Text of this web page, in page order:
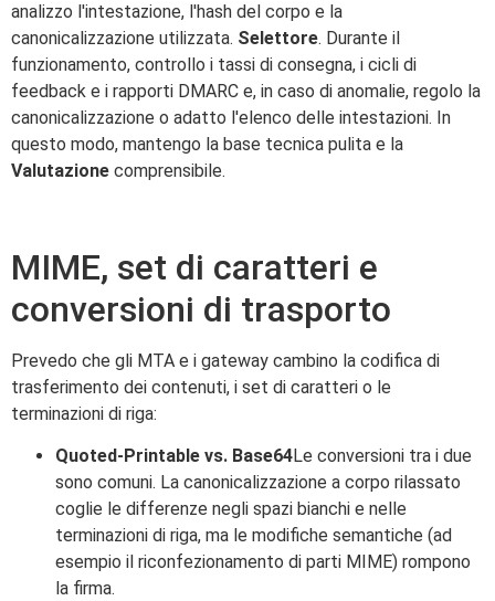
analizzo l'intestazione, l'hash del corpo e la
canonicalizzazione utilizzata. Selettore. Durante il
funzionamento, controllo i tassi di consegna, i cicli di
feedback e i rapporti DMARC e, in caso di anomalie, regolo la
canonicalizzazione o adatto l'elenco delle intestazioni. In
questo modo, mantengo la base tecnica pulita e la
Valutazione comprensibile.
MIME, set di caratteri e
conversioni di trasporto
Prevedo che gli MTA e i gateway cambino la codifica di
trasferimento dei contenuti, i set di caratteri o le
terminazioni di riga:
Quoted-Printable vs. Base64Le conversioni tra i due
sono comuni. La canonicalizzazione a corpo rilassato
coglie le differenze negli spazi bianchi e nelle
terminazioni di riga, ma le modifiche semantiche (ad
esempio il riconfezionamento di parti MIME) rompono
la firma.